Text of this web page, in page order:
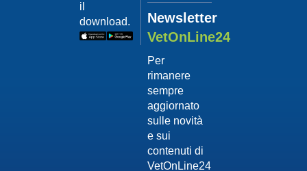
il
download.
Newsletter
VetOnLine24
Per
rimanere
sempre
aggiornato
sulle novità
e sui
contenuti di
VetOnLine24